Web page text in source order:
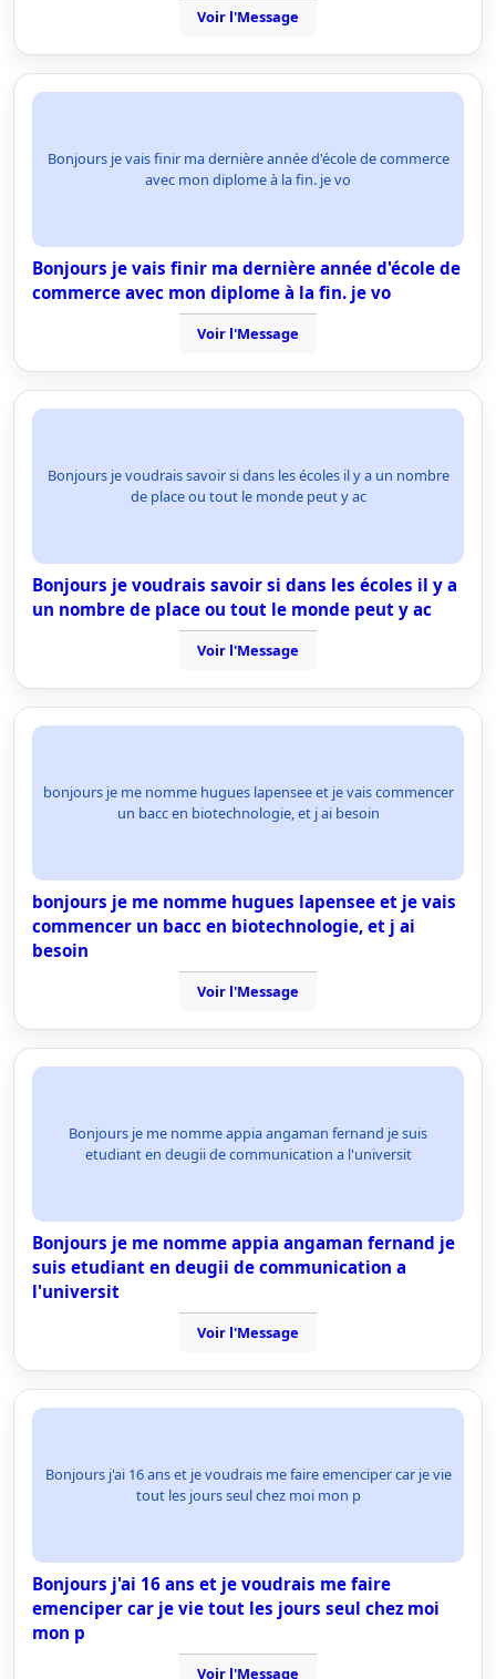
Voir l'Message
Bonjours je vais finir ma dernière année d'école de commerce
avec mon diplome à la fin. je vo
Bonjours je vais finir ma dernière année d'école de
commerce avec mon diplome à la fin. je vo
Voir l'Message
Bonjours je voudrais savoir si dans les écoles il y a un nombre
de place ou tout le monde peut y ac
Bonjours je voudrais savoir si dans les écoles il y a
un nombre de place ou tout le monde peut y ac
Voir l'Message
bonjours je me nomme hugues lapensee et je vais commencer
un bacc en biotechnologie, et j ai besoin
bonjours je me nomme hugues lapensee et je vais
commencer un bacc en biotechnologie, et j ai
besoin
Voir l'Message
Bonjours je me nomme appia angaman fernand je suis
etudiant en deugii de communication a l'universit
Bonjours je me nomme appia angaman fernand je
suis etudiant en deugii de communication a
l'universit
Voir l'Message
Bonjours j'ai 16 ans et je voudrais me faire emenciper car je vie
tout les jours seul chez moi mon p
Bonjours j'ai 16 ans et je voudrais me faire
emenciper car je vie tout les jours seul chez moi
mon p
Voir l'Message